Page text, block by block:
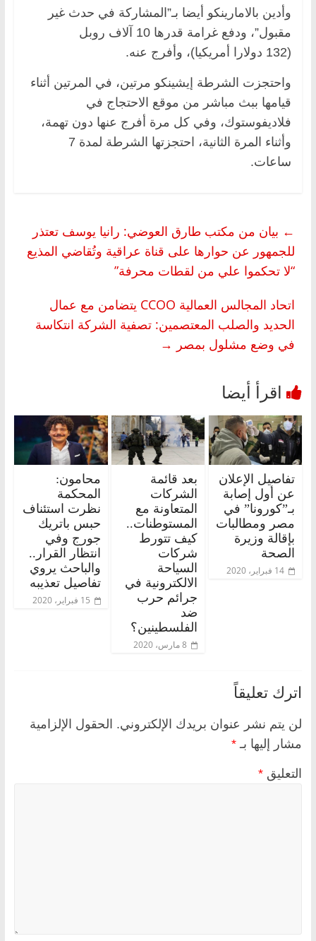
وأدين بالامارينكو أيضا بـ”المشاركة في حدث غير
مقبول”، ودفع غرامة قدرها 10 آلاف روبل
(132 دولارا أمريكيا)، وأفرج عنه.
واحتجزت الشرطة إيشينكو مرتين، في المرتين أثناء
قيامها ببث مباشر من موقع الاحتجاج في
فلاديفوستوك، وفي كل مرة أفرج عنها دون تهمة،
وأثناء المرة الثانية، احتجزتها الشرطة لمدة 7
ساعات.
← بيان من مكتب طارق العوضي: رانيا يوسف تعتذر
للجمهور عن حوارها على قناة عراقية وتُقاضي المذيع
“لا تحكموا علي من لقطات محرفة”
اتحاد المجالس العمالية CCOO يتضامن مع عمال
الحديد والصلب المعتصمين: تصفية الشركة انتكاسة
في وضع مشلول بمصر →
تفاصيل الإعلان
عن أول إصابة
بـ”كورونا” في
مصر ومطالبات
بإقالة وزيرة
الصحة
14 فبراير، 2020
بعد قائمة
الشركات
المتعاونة مع
المستوطنات..
كيف تتورط
شركات
السياحة
الالكترونية في
جرائم حرب
ضد
الفلسطينين؟
8 مارس، 2020
محامون:
المحكمة
نظرت استئناف
حبس باتريك
جورج وفي
انتظار القرار..
والباحث يروي
تفاصيل تعذيبه
15 فبراير، 2020
اترك تعليقاً
لن يتم نشر عنوان بريدك الإلكتروني. الحقول الإلزامية
مشار إليها بـ *
التعليق *